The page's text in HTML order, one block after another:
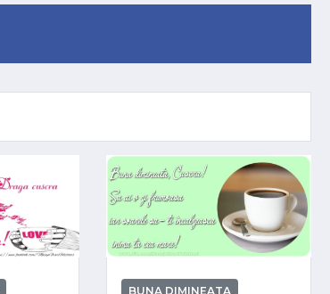
BUNA DIMINEATA